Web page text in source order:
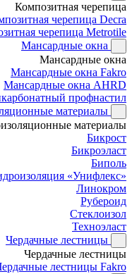
Композитная черепица
черепица Decra
черепица Metrotile
Мансардные окна
Мансардные окна
Мансардные окна Fakro
Мансардные окна AHRD
профнастил
материалы
материалы
Бикрост
Бикроэласт
Биполь
«Унифлекс»
Линокром
Рубероид
Стеклоизол
Техноэласт
Чердачные лестницы
Чердачные лестницы
лестницы Fakro